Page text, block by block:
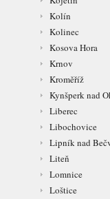
Kolín
Kolinec
Kosova Hora
Krnov
Kroměříž
Kynšperk nad
Liberec
Libochovice
Lipník nad
Liteň
Lomnice
Loštice